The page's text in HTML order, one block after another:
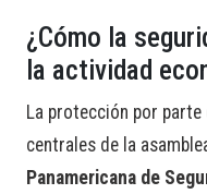
¿Cómo la
la actividad
La protección por
centrales de la
Panamericana de